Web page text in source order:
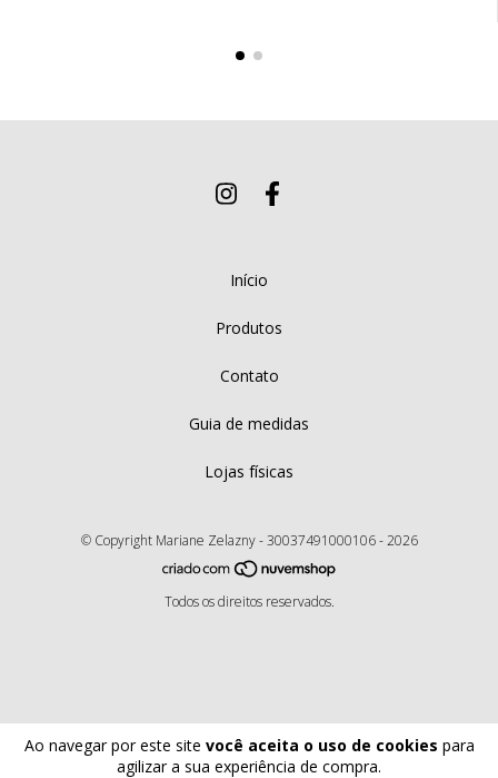
Ao navegar por este site você aceita o uso de cookies para
agilizar a sua experiência de compra.
Início
Produtos
Contato
Guia de medidas
Lojas físicas
© Copyright Mariane Zelazny - 30037491000106 - 2026
Todos os direitos reservados.